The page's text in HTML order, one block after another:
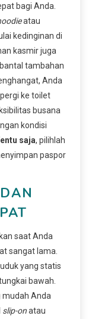
bagi Anda.
atau
kedinginan di
kasmir juga
tambahan
Anda
ke toilet
busana
kondisi
saja, pilihlah
paspor
saat Anda
sangat lama.
yang statis
bawah.
mudah Anda
slip-onatau